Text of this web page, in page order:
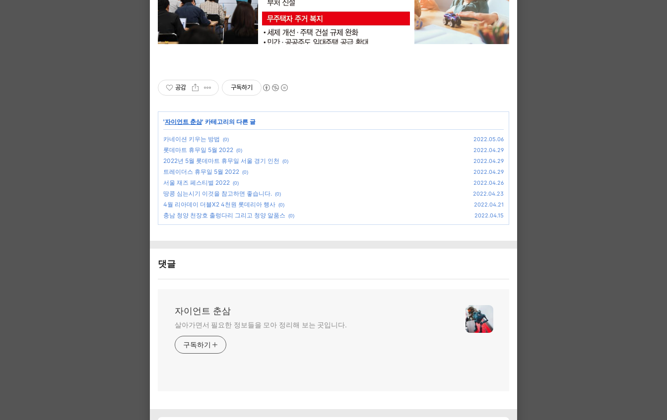
공감 구독하기
'자이언트 춘삼' 카테고리의 다른 글
카네이션 키우는 방법 (0) 2022.05.06
롯데마트 휴무일 5월 2022 (0) 2022.04.29
2022년 5월 롯데마트 휴무일 서울 경기 인천 (0) 2022.04.29
트레이더스 휴무일 5월 2022 (0) 2022.04.29
서울 재즈 페스티벌 2022 (0) 2022.04.26
땅콩 심는시기 이것을 참고하면 좋습니다. (0) 2022.04.23
4월 리아데이 더블X2 4천원 롯데리아 행사 (0) 2022.04.21
충남 청양 천장호 출렁다리 그리고 청양 알품스 (0) 2022.04.15
댓글
자이언트 춘삼
살아가면서 필요한 정보들을 모아 정리해 보는 곳입니다.
구독하기